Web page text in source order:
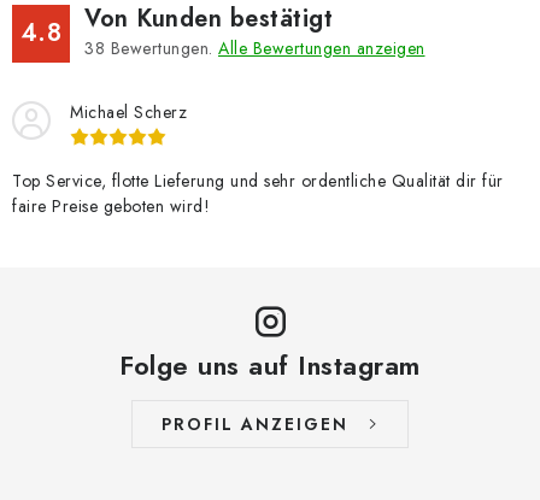
4.8 Von Kunden bestätigt
38 Bewertungen. Alle Bewertungen anzeigen
Michael Scherz
Top Service, flotte Lieferung und sehr ordentliche Qualität dir für
faire Preise geboten wird!
Folge uns auf Instagram
PROFIL ANZEIGEN